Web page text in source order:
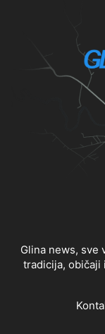
Glina news, sve
tradicija, običaji